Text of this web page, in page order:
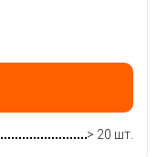
> 20 шт.